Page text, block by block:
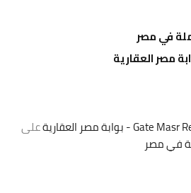
في مصر
مصر العقارية
على
في مصر